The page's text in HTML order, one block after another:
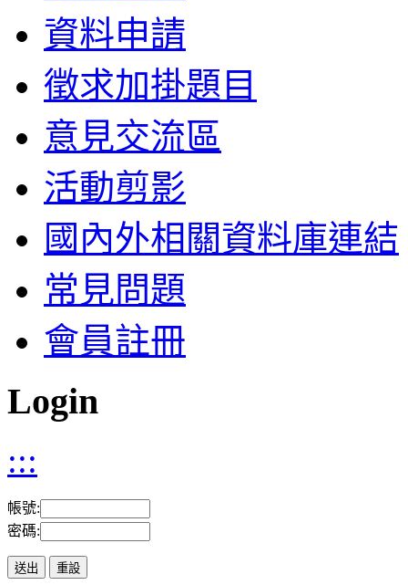
資料申請
徵求加掛題目
意見交流區
活動剪影
國內外相關資料庫連結
常見問題
會員註冊
Login
:::
帳號:
密碼: